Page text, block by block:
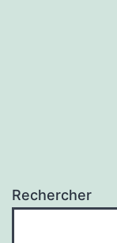
Rechercher